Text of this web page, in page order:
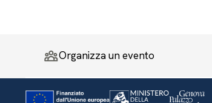
Organizza un evento